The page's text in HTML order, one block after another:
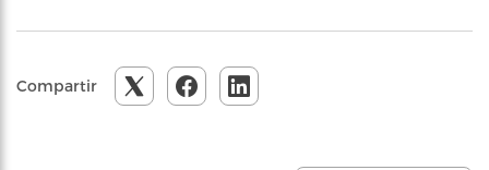
Compartir